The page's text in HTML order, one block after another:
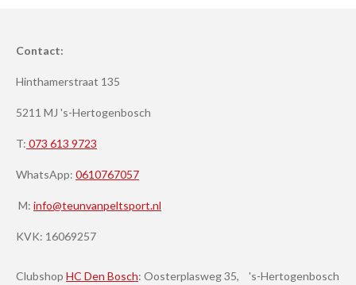
Contact:
Hinthamerstraat 135
5211 MJ 's-Hertogenbosch
T: 073 613 9723
WhatsApp: 0610767057
M: info@teunvanpeltsport.nl
KVK: 16069257
Clubshop HC Den Bosch: Oosterplasweg 35, 's-Hertogenbosch